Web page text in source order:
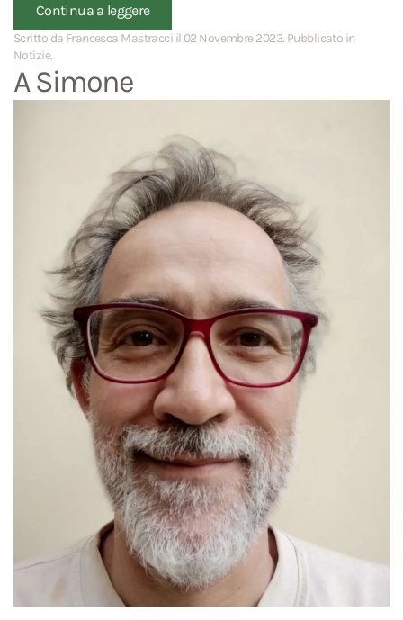
Continua a leggere
Scritto da Francesca Mastracci il 02 Novembre 2023. Pubblicato in
Notizie.
A Simone